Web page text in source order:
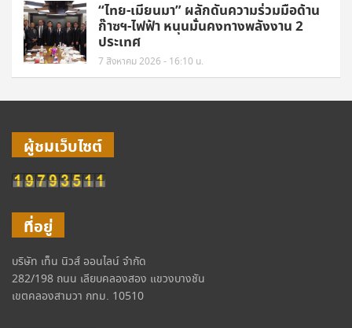
“ไทย-เมียนมา” ผลักดันความร่วมมือด้าน
ก๊าซฯ-ไฟฟ้า หนุนมั่นคงทางพลังงาน 2
ประเทศ
7 สิงหาคม 2026 - 16:10 น.
ผู้ชมเว็บไซต์
ที่อยู่
บริษัท เท็น นิวส์ ออนไลน์ จำกัด
282/198 ถนน เลียบคลองสอง แขวงบางชัน
เขตคลองสามวา กทม. 10510